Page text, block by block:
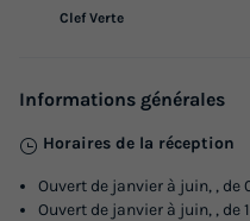
Clef Verte
Informations générales
Horaires de la réception
Ouvert de janvier à juin, , de
Ouvert de janvier à juin, , de